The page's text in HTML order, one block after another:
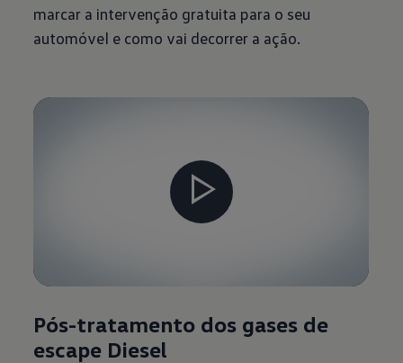
marcar a intervenção gratuita para o seu
automóvel e como vai decorrer a ação.
Pós-tratamento dos gases de
escape Diesel